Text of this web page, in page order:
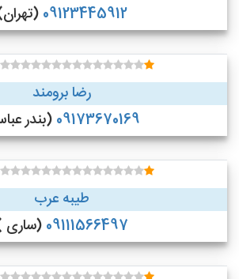
09123445912
رضا برومند
09173670169(بندر
طیبه عرب
09111566497(ساری